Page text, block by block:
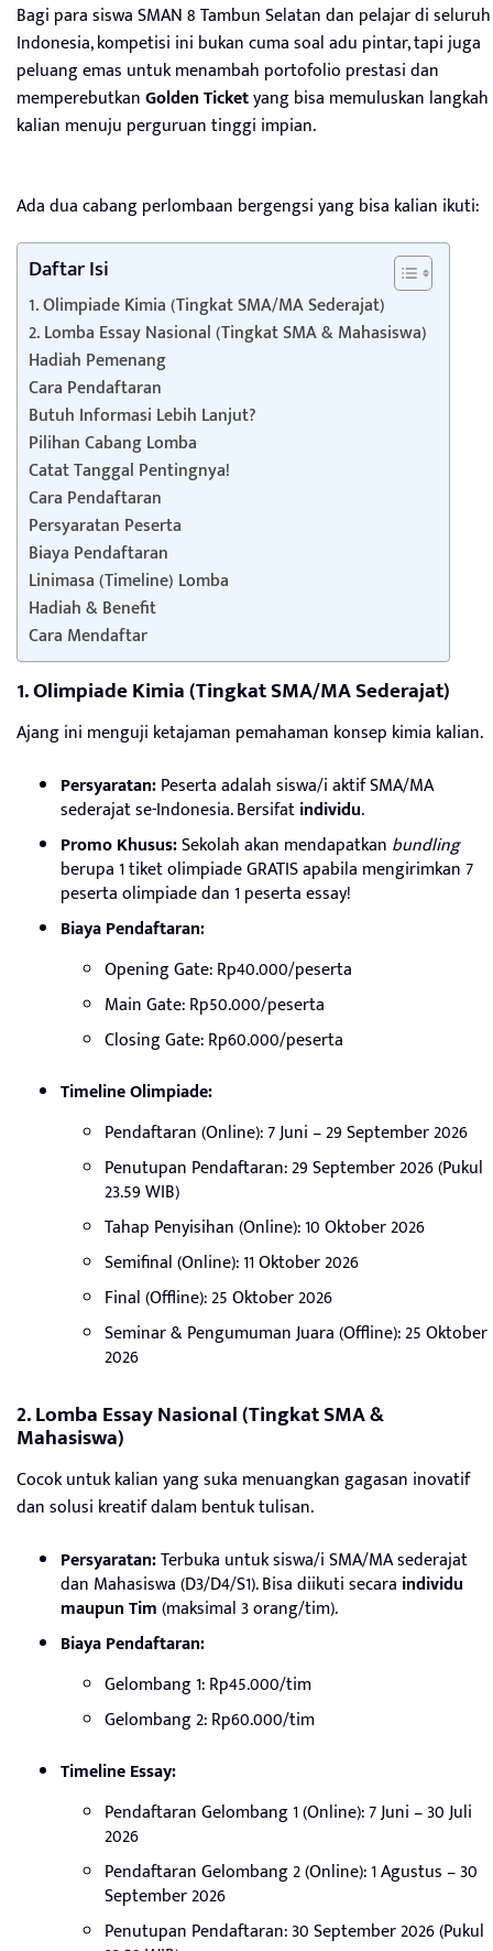
Bagi para siswa SMAN 8 Tambun Selatan dan pelajar di seluruh
Indonesia, kompetisi ini bukan cuma soal adu pintar, tapi juga
peluang emas untuk menambah portofolio prestasi dan
memperebutkanGolden Ticketyang bisa memuluskan langkah
kalian menuju perguruan tinggi impian.
Ada dua cabang perlombaan bergengsi yang bisa kalian ikuti:
Daftar Isi
1. Olimpiade Kimia (Tingkat SMA/MA Sederajat)
2. Lomba Essay Nasional (Tingkat SMA & Mahasiswa)
Hadiah Pemenang
Cara Pendaftaran
Butuh Informasi Lebih Lanjut?
Pilihan Cabang Lomba
Catat Tanggal Pentingnya!
Cara Pendaftaran
Persyaratan Peserta
Biaya Pendaftaran
Linimasa (Timeline) Lomba
Hadiah & Benefit
Cara Mendaftar
1. Olimpiade Kimia (Tingkat SMA/MA Sederajat)
Ajang ini menguji ketajaman pemahaman konsep kimia kalian.
Persyaratan:Peserta adalah siswa/i aktif SMA/MA
sederajat se-Indonesia. Bersifatindividu.
Promo Khusus:Sekolah akan mendapatkan bundling
berupa 1 tiket olimpiade GRATIS apabila mengirimkan 7
peserta olimpiade dan 1 peserta essay!
Biaya Pendaftaran:
Opening Gate: Rp40.000/peserta
Main Gate: Rp50.000/peserta
Closing Gate: Rp60.000/peserta
Timeline Olimpiade:
Pendaftaran (Online): 7 Juni – 29 September 2026
Penutupan Pendaftaran: 29 September 2026 (Pukul
23.59 WIB)
Tahap Penyisihan (Online): 10 Oktober 2026
Semifinal (Online): 11 Oktober 2026
Final (Offline): 25 Oktober 2026
Seminar & Pengumuman Juara (Offline): 25 Oktober
2026
2. Lomba Essay Nasional (Tingkat SMA &
Mahasiswa)
Cocok untuk kalian yang suka menuangkan gagasan inovatif
dan solusi kreatif dalam bentuk tulisan.
Persyaratan:Terbuka untuk siswa/i SMA/MA sederajat
dan Mahasiswa (D3/D4/S1). Bisa diikuti secara individu
maupun Tim(maksimal 3 orang/tim).
Biaya Pendaftaran:
Gelombang 1: Rp45.000/tim
Gelombang 2: Rp60.000/tim
Timeline Essay:
Pendaftaran Gelombang 1 (Online): 7 Juni – 30 Juli
2026
Pendaftaran Gelombang 2 (Online): 1 Agustus – 30
September 2026
Penutupan Pendaftaran: 30 September 2026 (Pukul